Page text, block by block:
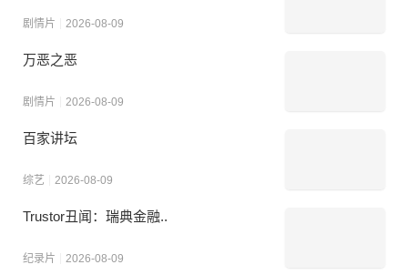
剧情片 2026-08-09
万恶之恶
剧情片 2026-08-09
百家讲坛
综艺 2026-08-09
Trustor丑闻：瑞典金融..
纪录片 2026-08-09